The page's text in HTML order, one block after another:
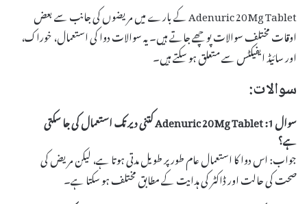
Adenuric 20 Mg Tablet کے بارے میں مریضوں کی جانب سے بعض
اوقات مختلف سوالات پوچھے جاتے ہیں۔ یہ سوالات دوا کی استعمال، خوراک،
اور سائیڈ ایفیکٹس سے متعلق ہو سکتے ہیں۔
سوالات:
سوال 1: Adenuric 20 Mg Tablet کتنی دیر تک استعمال کی جا سکتی
ہے؟
جواب: اس دوا کا استعمال عام طور پر طویل مدتی ہوتا ہے، لیکن مریض کی
صحت کی حالت اور ڈاکٹر کی ہدایت کے مطابق مختلف ہو سکتا ہے۔